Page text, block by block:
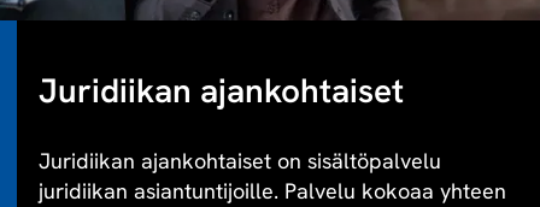
Juridiikan ajankohtaiset
Juridiikan ajankohtaiset on sisältöpalvelu
juridiikan asiantuntijoille. Palvelu kokoaa yhteen